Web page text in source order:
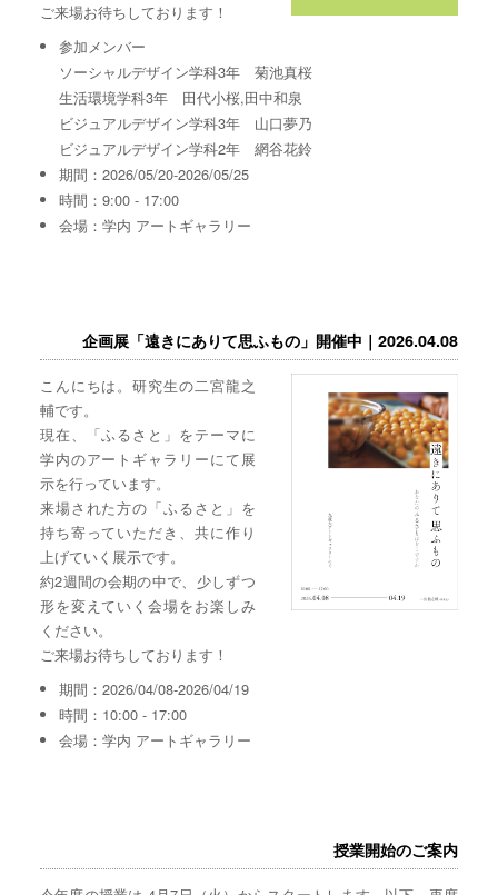
ご来場お待ちしております！
参加メンバー
ソーシャルデザイン学科3年 菊池真桜
生活環境学科3年 田代小桜,田中和泉
ビジュアルデザイン学科3年 山口夢乃
ビジュアルデザイン学科2年 網谷花鈴
期間：2026/05/20-2026/05/25
時間：9:00 - 17:00
会場：学内 アートギャラリー
企画展「遠きにありて思ふもの」開催中｜2026.04.08
こんにちは。研究生の二宮龍之
輔です。
現在、「ふるさと」をテーマに
学内のアートギャラリーにて展
示を行っています。
来場された方の「ふるさと」を
持ち寄っていただき、共に作り
上げていく展示です。
約2週間の会期の中で、少しずつ
形を変えていく会場をお楽しみ
ください。
ご来場お待ちしております！
期間：2026/04/08-2026/04/19
時間：10:00 - 17:00
会場：学内 アートギャラリー
授業開始のご案内